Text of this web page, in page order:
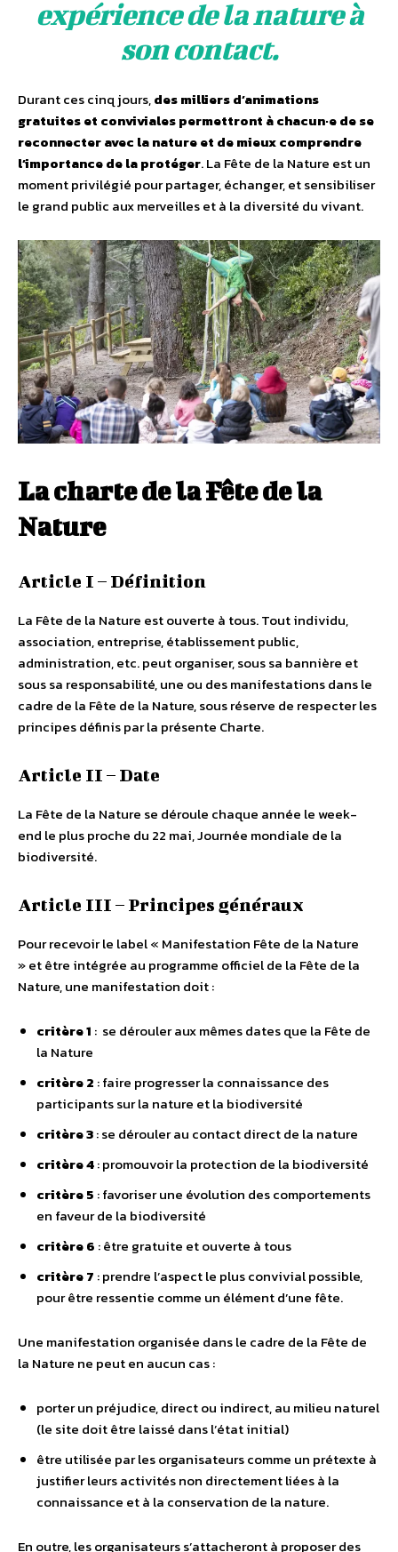
expérience de la nature à
son contact.
Durant ces cinq jours,des milliers d’animations
gratuites et conviviales permettront à chacun·e de se
reconnecter avec la nature et de mieux comprendre
l’importance de la protéger. La Fête de la Nature est un
moment privilégié pour partager, échanger, et sensibiliser
le grand public aux merveilles et à la diversité du vivant.
La charte de la Fête de la
Nature
Article I – Définition
La Fête de la Nature est ouverte à tous. Tout individu,
association, entreprise, établissement public,
administration, etc. peut organiser, sous sa bannière et
sous sa responsabilité, une ou des manifestations dans le
cadre de la Fête de la Nature, sous réserve de respecter les
principes définis par la présente Charte.
Article II – Date
La Fête de la Nature se déroule chaque année le week-
end le plus proche du 22 mai, Journée mondiale de la
biodiversité.
Article III – Principes généraux
Pour recevoir le label « Manifestation Fête de la Nature
» et être intégrée au programme officiel de la Fête de la
Nature, une manifestation doit :
critère 1 : se dérouler aux mêmes dates que la Fête de
la Nature
critère 2 : faire progresser la connaissance des
participants sur la nature et la biodiversité
critère 3: se dérouler au contact direct de la nature
critère 4: promouvoir la protection de la biodiversité
critère 5 : favoriser une évolution des comportements
en faveur de la biodiversité
critère 6 : être gratuite et ouverte à tous
critère 7 : prendre l’aspect le plus convivial possible,
pour être ressentie comme un élément d’une fête.
Une manifestation organisée dans le cadre de la Fête de
la Nature ne peut en aucun cas :
porter un préjudice, direct ou indirect, au milieu naturel
(le site doit être laissé dans l’état initial)
être utilisée par les organisateurs comme un prétexte à
justifier leurs activités non directement liées à la
connaissance et à la conservation de la nature.
En outre, les organisateurs s’attacheront à proposer des